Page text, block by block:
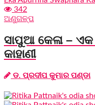
342
ଅଣୁଗଳ୍ପ
ସାପୁଆ କେଳା –
କାହାଣୀ
ଡ. ପ୍ରଦୀପ କୁମାର ପଣ୍ଡା